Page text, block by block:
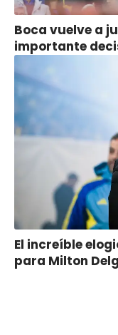
Boca vuelve a
importante
El increíble
para Milton